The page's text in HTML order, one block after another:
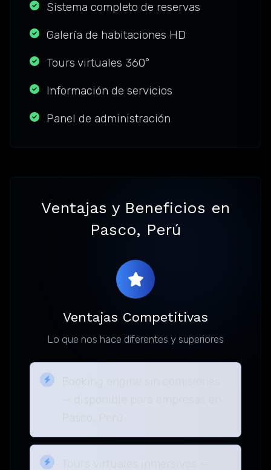
Sistema completo de reservas
Galería de habitaciones HD
Tours virtuales 360°
Información de servicios
Panel de administración
Ventajas y Beneficios en
Pasco, Perú
Ventajas Competitivas
Lo que nos hace diferentes y superiores